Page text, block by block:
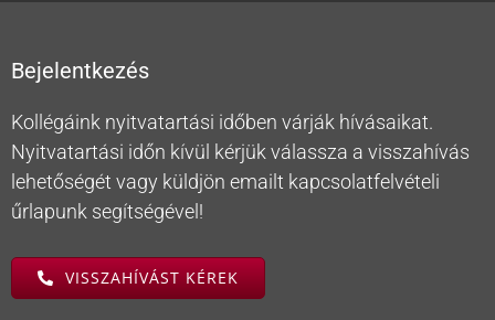
Bejelentkezés
Kollégáink nyitvatartási időben várják hívásaikat.
Nyitvatartási időn kívül kérjük válassza a visszahívás
lehetőségét vagy küldjön emailt kapcsolatfelvételi
űrlapunk segítségével!
VISSZAHÍVÁST KÉREK